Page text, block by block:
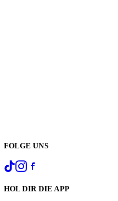
FOLGE UNS
HOL DIR DIE APP